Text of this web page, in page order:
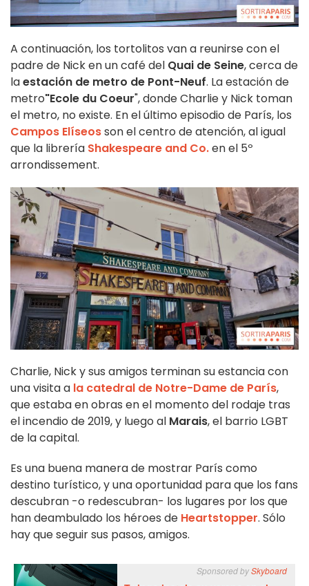
A continuación, los tortolitos van a reunirse con el
padre de Nick en un café del Quai de Seine, cerca de
laestación de metro de Pont-Neuf. La estación de
metro"Ecole du Coeur", donde Charlie y Nick toman
el metro, no existe. En el último episodio de París, los
Campos Elíseosson el centro de atención, al igual
que la librería Shakespeare and Co.en el 5º
arrondissement.
Charlie, Nick y sus amigos terminan su estancia con
una visita a la catedral de Notre-Dame de París,
que estaba en obras en el momento del rodaje tras
el incendio de 2019, y luego al Marais, el barrio LGBT
de la capital.
Es una buena manera de mostrar París como
destino turístico, y una oportunidad para que los fans
descubran -o redescubran- los lugares por los que
han deambulado los héroes de Heartstopper. Sólo
hay que seguir sus pasos, amigos.